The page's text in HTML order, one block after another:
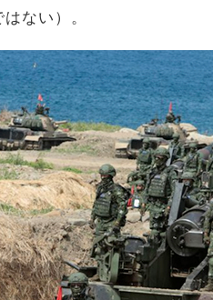
ない）。